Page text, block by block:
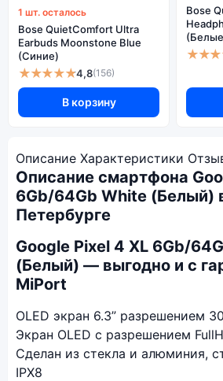
1 шт. осталось
Bose QuietComfort Ultra
Earbuds Moonstone Blue
(Синие)
★★★★★4,8(156)
В корзину
Bose
Описание Характеристики
Описание смартфона
6Gb/64Gb White (Белый)
Петербурге
Google Pixel 4 XL 6Gb/
(Белый) — выгодно и с
MiPort
OLED экран 6.3” разрешением
Экран OLED с разрешением
Сделан из стекла и алюминия,
IPX8